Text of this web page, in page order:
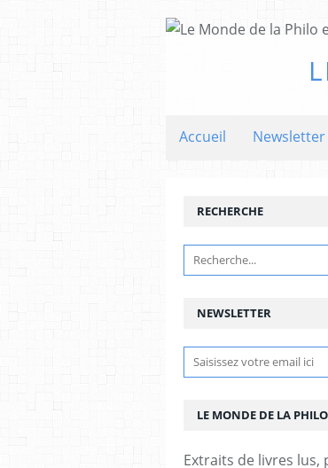
Accueil Newsletter
NEWSLETTER
RECHERCHE
LE MONDE DE LA
Extraits de livres lus,